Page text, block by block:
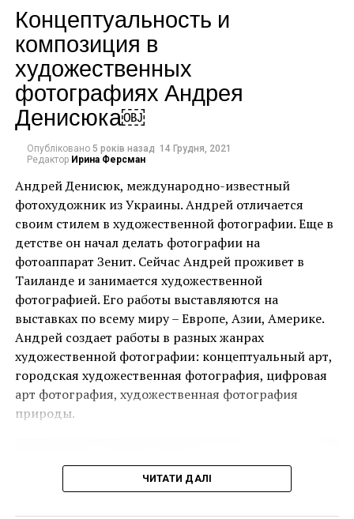
Ця подія, яку не можна пропустити, дала
можливість поціновувачам мистецтва придбати
деякі з найбільш інвестиційно привабливих творів
ще до того, як ярмарок відкрився для публіки.
Однією з найяскравіших подій ярмарку стала
виставка двадцяти чотирьох вибраних робіт
Руперта Гарсії, одного з найвідоміших художників-
чикано, представлених колекцією спадщини
директор і куратор музею, за підтримки Bourlet Art
Концептуальность и
композиция в
художественных
фотографиях Андрея
Денисюка￼
Опубліковано 5 років назад 14 Грудня, 2021
Редактор Ирина Ферсман
Андрей Денисюк, международно-известный
фотохудожник из Украины. Андрей отличается
своим стилем в художественной фотографии. Еще в
детстве он начал делать фотографии на
фотоаппарат Зенит. Сейчас Андрей проживет в
Таиланде и занимается художественной
фотографией. Его работы выставляются на
выставках по всему миру – Европе, Азии, Америке.
Андрей создает работы в разных жанрах
художественной фотографии: концептуальный арт,
городская художественная фотография, цифровая
арт фотография, художественная фотография
природы.
ЧИТАТИ ДАЛІ